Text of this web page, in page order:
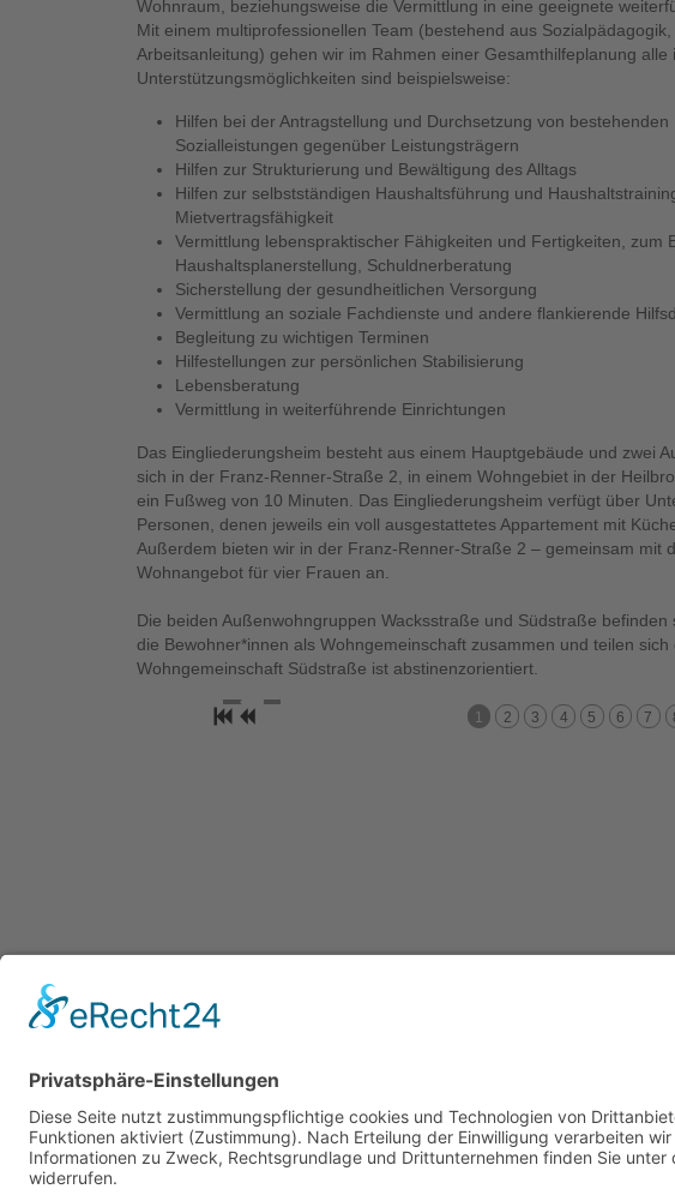
Wohnraum, beziehungsweise die Vermittlung in eine geeignete
Mit einem multiprofessionellen Team (bestehend aus
Arbeitsanleitung) gehen wir im Rahmen einer Gesamthilfeplanung
Unterstützungsmöglichkeiten sind beispielsweise:
Hilfen bei der Antragstellung und Durchsetzung von
Sozialleistungen gegenüber Leistungsträgern
Hilfen zur Strukturierung und Bewältigung des Alltags
Hilfen zur selbstständigen Haushaltsführung und
Mietvertragsfähigkeit
Vermittlung lebenspraktischer Fähigkeiten und Fertigkeiten, zum
Haushaltsplanerstellung, Schuldnerberatung
Sicherstellung der gesundheitlichen Versorgung
Vermittlung an soziale Fachdienste und andere flankierende
Begleitung zu wichtigen Terminen
Hilfestellungen zur persönlichen Stabilisierung
Lebensberatung
Vermittlung in weiterführende Einrichtungen
Das Eingliederungsheim besteht aus einem Hauptgebäude und zwei
sich in der Franz-Renner-Straße 2, in einem Wohngebiet in der
ein Fußweg von 10 Minuten. Das Eingliederungsheim verfügt über
Personen, denen jeweils ein voll ausgestattetes Appartement mit
Außerdem bieten wir in der Franz-Renner-Straße 2 – gemeinsam mit
Wohnangebot für vier Frauen an.
Die beiden Außenwohngruppen Wacksstraße und Südstraße
die Bewohner*innen als Wohngemeinschaft zusammen und teilen
Wohngemeinschaft Südstraße ist abstinenzorientiert.
1 2 3 4 5 6 7
Impressum